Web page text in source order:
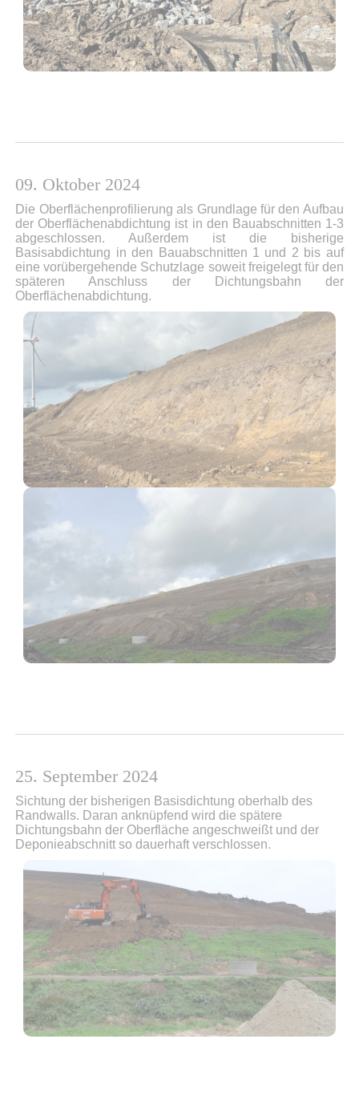
09. Oktober 2024
Die Oberflächenprofilierung als Grundlage für den Aufbau
der Oberflächenabdichtung ist in den Bauabschnitten 1-3
abgeschlossen. Außerdem ist die bisherige
Basisabdichtung in den Bauabschnitten 1 und 2 bis auf
eine vorübergehende Schutzlage soweit freigelegt für den
späteren Anschluss der Dichtungsbahn der
Oberflächenabdichtung.
25. September 2024
Sichtung der bisherigen Basisdichtung oberhalb des
Randwalls. Daran anknüpfend wird die spätere
Dichtungsbahn der Oberfläche angeschweißt und der
Deponieabschnitt so dauerhaft verschlossen.